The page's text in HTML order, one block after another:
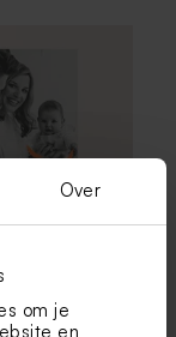
Over
om je
en
met